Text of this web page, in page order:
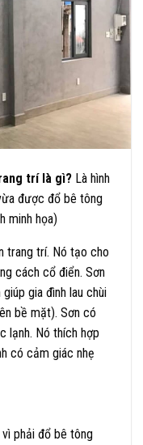
trí là gì? Là hình
được đổ bê tông
minh họa)
trang trí. Nó tạo cho
cách cổ điển. Sơn
gia đình lau chùi
bề mặt). Sơn có
lạnh. Nó thích hợp
có cảm giác nhẹ
phải đổ bê tông